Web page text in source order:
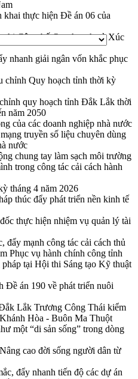
thực hiện Đề án 06 của
Công bố Quy hoạch và Xúc
nhanh giải ngân vốn khắc phục
Quy hoạch tỉnh thời kỳ
quy hoạch tỉnh Đắk Lắk thời
năm 2050
của các doanh nghiệp nhà nước
truyền số liệu chuyên dùng
nước
chung tay làm sạch môi trường
trong công tác cải cách hành
tháng 4 năm 2026
thúc đẩy phát triển nền kinh tế
thực hiện nhiệm vụ quản lý tài
đẩy mạnh công tác cải cách thủ
Phục vụ hành chính công tỉnh
tại Hội thi Sáng tạo Kỹ thuật
Đề án 190 về phát triển nuôi
Lắk Trương Công Thái kiểm
Hòa - Buôn Ma Thuột
một “di sản sống” trong dòng
cao đời sống người dân từ
đẩy nhanh tiến độ các dự án